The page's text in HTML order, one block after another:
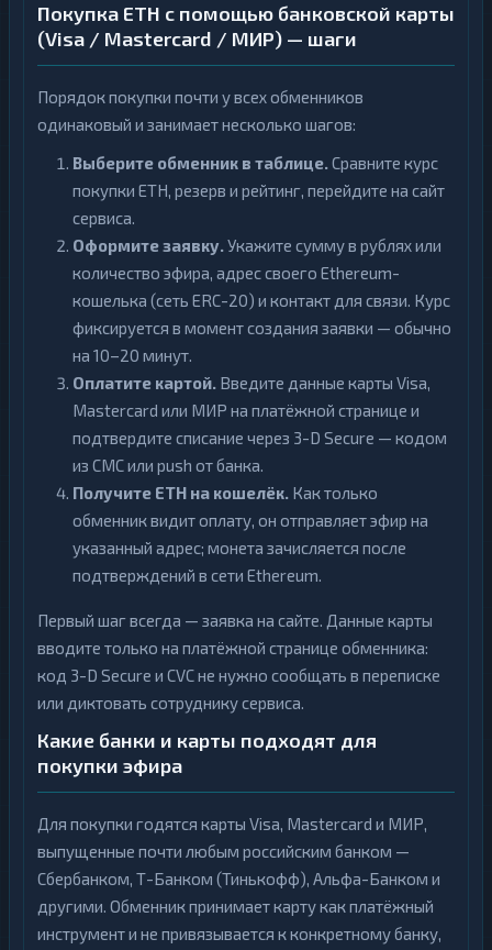
Покупка ETH с помощью банковской карты
(Visa / Mastercard / МИР) — шаги
Порядок покупки почти у всех обменников
одинаковый и занимает несколько шагов:
Выберите обменник в таблице.Сравните курс
покупки ETH, резерв и рейтинг, перейдите на сайт
сервиса.
Оформите заявку.Укажите сумму в рублях или
количество эфира, адрес своего Ethereum-
кошелька (сеть ERC-20) и контакт для связи. Курс
фиксируется в момент создания заявки — обычно
на 10–20 минут.
Оплатите картой. Введите данные карты Visa,
Mastercard или МИР на платёжной странице и
подтвердите списание через 3-D Secure — кодом
из СМС или push от банка.
Получите ETH на кошелёк. Как только
обменник видит оплату, он отправляет эфир на
указанный адрес; монета зачисляется после
подтверждений в сети Ethereum.
Первый шаг всегда — заявка на сайте. Данные карты
вводите только на платёжной странице обменника:
код 3-D Secure и CVC не нужно сообщать в переписке
или диктовать сотруднику сервиса.
Какие банки и карты подходят для
покупки эфира
Для покупки годятся карты Visa, Mastercard и МИР,
выпущенные почти любым российским банком —
Сбербанком, Т-Банком (Тинькофф), Альфа-Банком и
другими. Обменник принимает карту как платёжный
инструмент и не привязывается к конкретному банку,